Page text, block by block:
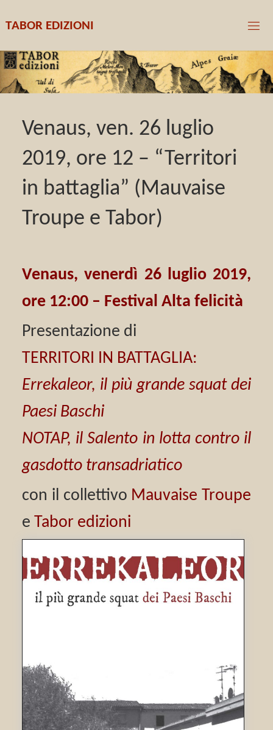
TABOR EDIZIONI
Venaus, ven. 26 luglio
2019, ore 12 – “Territori
in battaglia” (Mauvaise
Troupe e Tabor)
Venaus, venerdì 26 luglio 2019,
ore 12:00 – Festival Alta felicità
Presentazione di
TERRITORI IN BATTAGLIA:
Errekaleor, il più grande squat dei
Paesi Baschi
NOTAP, il Salento in lotta contro il
gasdotto transadriatico
con il collettivo Mauvaise Troupe
e Tabor edizioni